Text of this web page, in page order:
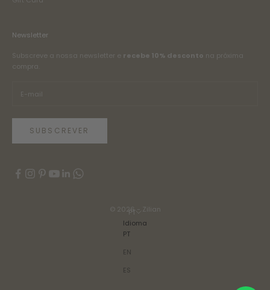
Newsletter
Subscreve a nossa newsletter e recebe 10% desconto na próxima
compra.
SUBSCREVER
PT
Idioma
PT
EN
ES
© 2026 - Zilian